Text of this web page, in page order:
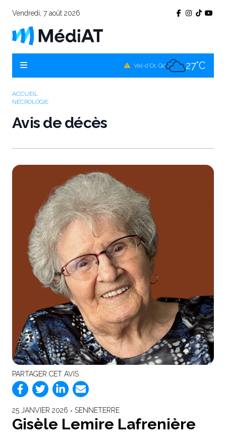
Vendredi, 7 août 2026
Val-d'Or, Qc 27°C
ACCUEIL
NÉCROLOGIE
Avis de décès
PARTAGER CET AVIS
25 JANVIER 2026 ‐ SENNETERRE
Gisèle Lemire Lafrenière